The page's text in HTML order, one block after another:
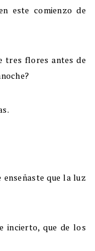
este comienzo de
tres flores antes de
que la luz
incierto, que de los